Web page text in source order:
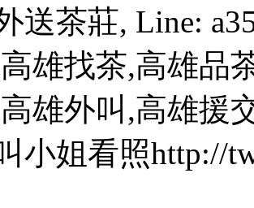
送茶莊, Line:
雄找茶,高雄品
雄外叫,高雄援
小姐看照http://